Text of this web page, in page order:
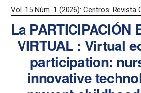
Vol. 15 Núm. 1 (2026): Centros: Revista
La PARTICIPACIÓN
VIRTUAL : Virtual
participation:
innovative